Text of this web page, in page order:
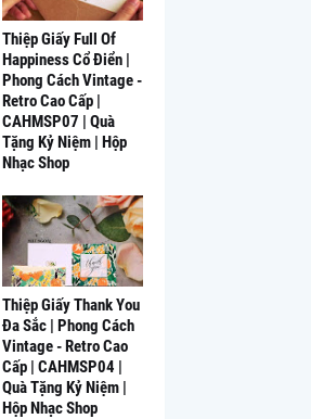
Thiệp Giấy Full Of
Happiness Cổ Điển |
Phong Cách Vintage -
Retro Cao Cấp |
CAHMSP07 | Quà
Tặng Kỷ Niệm | Hộp
Nhạc Shop
Thiệp Giấy Thank You
Đa Sắc | Phong Cách
Vintage - Retro Cao
Cấp | CAHMSP04 |
Quà Tặng Kỷ Niệm |
Hộp Nhạc Shop